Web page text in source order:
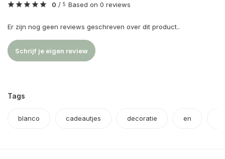
0 / 5 Based on 0 reviews
Er zijn nog geen reviews geschreven over dit product..
Schrijf je eigen review
Tags
blanco cadeautjes decoratie en